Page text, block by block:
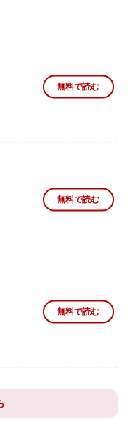
無料で読む
無料で読む
無料で読む